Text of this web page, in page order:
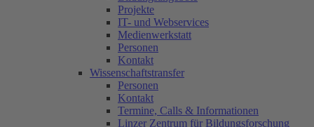
Projekte
IT- und Webservices
Medienwerkstatt
Personen
Kontakt
Wissenschaftstransfer
Personen
Kontakt
Termine, Calls & Informationen
Linzer Zentrum für Bildungsforschung